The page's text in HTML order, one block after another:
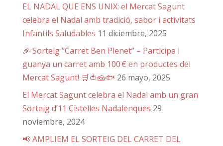
EL NADAL QUE ENS UNIX: el Mercat Sagunt
celebra el Nadal amb tradició, sabor i activitats
Infantils Saludables 11 diciembre, 2025
🎉 Sorteig “Carret Ben Plenet” – Participa i
guanya un carret amb 100 € en productes del
Mercat Sagunt! 🛒🍅🧀🐟 26 mayo, 2025
El Mercat Sagunt celebra el Nadal amb un gran
Sorteig d’11 Cistelles Nadalenques 29
noviembre, 2024
📢 AMPLIEM EL SORTEIG DEL CARRET DEL